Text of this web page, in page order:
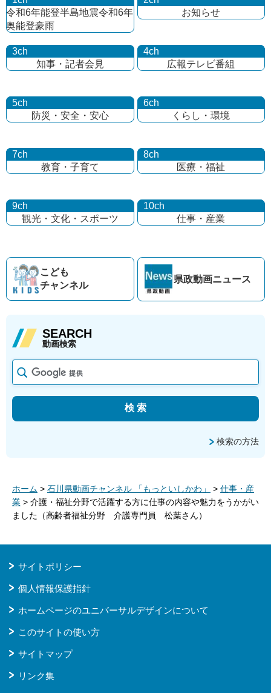
令和6年能登半島地震令和6年
奥能登豪雨
お知らせ
3ch
知事・記者会見
4ch
広報テレビ番組
5ch
防災・安全・安心
6ch
くらし・環境
7ch
教育・子育て
8ch
医療・福祉
9ch
観光・文化・ スポーツ
10ch
仕事・産業
こども
チャンネル
県政動画ニュース
SEARCH
動画検索
検索の方法
ホーム > 石川県動画チャンネル 「もっといしかわ」 > 仕事・産
業 > 介護・福祉分野で活躍する方に仕事の内容や魅力をうかがい
ました（高齢者福祉分野 介護専門員 松葉さん）
サイトポリシー
個人情報保護指針
ホームページのユニバーサルデザインについて
このサイトの使い方
サイトマップ
リンク集